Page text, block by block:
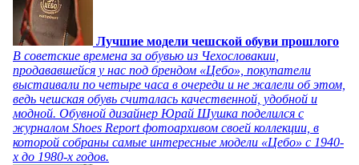
Лучшие модели чешской обуви прошлого
В советские времена за обувью из Чехословакии,
продававшейся у нас под брендом «Цебо», покупатели
выстаивали по четыре часа в очереди и не жалели об этом,
ведь чешская обувь считалась качественной, удобной и
модной. Обувной дизайнер Юрай Шушка поделился с
журналом Shoes Report фотоархивом своей коллекции, в
которой собраны самые интересные модели «Цебо» с 1940-
х до 1980-х годов.